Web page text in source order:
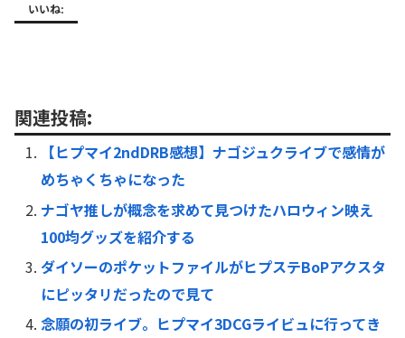
いいね:
関連投稿:
【ヒプマイ2ndDRB感想】ナゴジュクライブで感情が
めちゃくちゃになった
ナゴヤ推しが概念を求めて見つけたハロウィン映え
100均グッズを紹介する
ダイソーのポケットファイルがヒプステBoPアクスタ
にピッタリだったので見て
念願の初ライブ。ヒプマイ3DCGライビュに行ってき